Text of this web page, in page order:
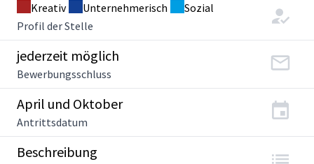
Kreativ Unternehmerisch
Sozial
Profil der Stelle
jederzeit möglich
Bewerbungsschluss
April und Oktober
Antrittsdatum
Beschreibung